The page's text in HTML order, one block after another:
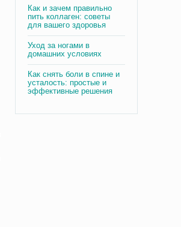
Как и зачем правильно
пить коллаген: советы
для вашего здоровья
Уход за ногами в
домашних условиях
Как снять боли в спине и
усталость: простые и
эффективные решения